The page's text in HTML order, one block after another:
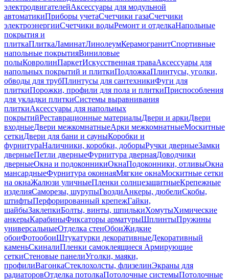
электродвигателейАксессуары для модульной
автоматикиПриборы учетаСчетчики газаСчетчики
электроэнергииСчетчики водыРемонт и отделкаНапольные
покрытия и
плиткаПлиткаЛаминатЛинолеумКерамогранитСпортивные
напольные покрытияВиниловые
полыКовролинПаркетИскусственная траваАксессуары для
напольных покрытий и плиткиПодложкаПлинтусы, уголки,
обводы для трубПлинтусы для сантехникиФуги для
плиткиПорожки, профили для пола и плиткиПриспособления
для укладки плиткиСистемы выравнивания
плиткиАксессуары для напольных
покрытийРеставрационные материалыДвери и аркиДвери
входныеДвери межкомнатныеАрки межкомнатныеМоскитные
сеткиДвери для бани и сауныКоробки и
фурнитураНаличники, коробки, доборыРучки дверныеЗамки
дверныеПетли дверныеФурнитура двернаяДоводчики
дверныеОкна и подоконникиОкнаПодоконники, отливыОкна
мансардныеФурнитура оконнаяМягкие окнаМоскитные сетки
на окнаЖалюзи уличныеПленки солнцезащитныеКрепежные
изделияСаморезы, шурупыГвоздиАнкеры, дюбелиСкобы,
штифтыПерфорированный крепежГайки,
шайбыЗаклепкиБолты, винты, шпилькиХомутыХимические
анкерыКарабиныФиксаторы арматурыШплинтыПружины
универсальныеОтделка стенОбоиЖидкие
обоиФотообоиШтукатурки декоративныеДекоративный
каменьСкиналиПленки самоклеящиеся Армирующие
сеткиСтеновые панелиУголки, маяки,
профилиВагонкаСтеклохолсты, флизелинЭкраны для
радиаторовОтделка потолкаПотолочные системыПотолочные